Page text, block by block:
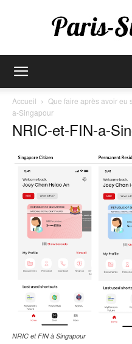
Accueil Que faire après avoir eu
a-Singapour
NRIC-et-FIN-a-
NRIC et FIN à Singapour